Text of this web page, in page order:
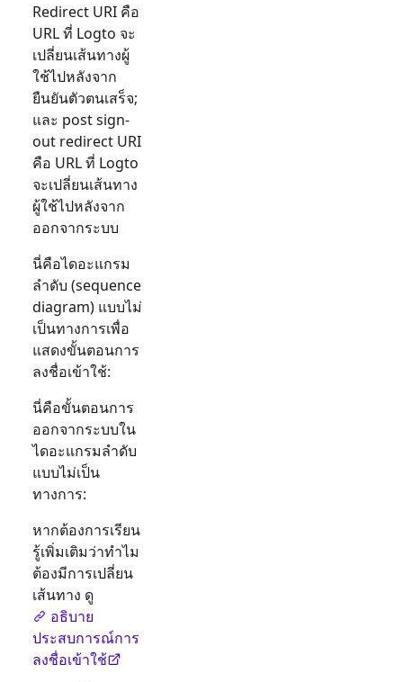
Redirect URI คือ
URL ที่ Logto จะ
เปลี่ยนเส้นทางผู้
ใช้ไปหลังจาก
ยืนยันตัวตนเสร็จ;
และ post sign-
out redirect URI
คือ URL ที่ Logto
จะเปลี่ยนเส้นทาง
ผู้ใช้ไปหลังจาก
ออกจากระบบ
นี่คือไดอะแกรม
ลำดับ (sequence
diagram) แบบไม่
เป็นทางการเพื่อ
แสดงขั้นตอนการ
ลงชื่อเข้าใช้:
นี่คือขั้นตอนการ
ออกจากระบบใน
ไดอะแกรมลำดับ
แบบไม่เป็น
ทางการ:
หากต้องการเรียน
รู้เพิ่มเติมว่าทำไม
ต้องมีการเปลี่ยน
เส้นทาง ดู
อธิบาย
ประสบการณ์การ
ลงชื่อเข้าใช้